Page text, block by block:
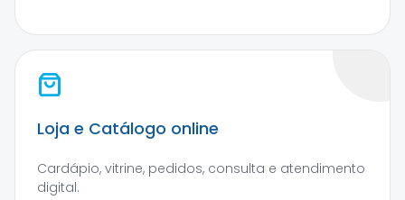
Loja e Catálogo online
Cardápio, vitrine, pedidos, consulta e atendimento
digital.